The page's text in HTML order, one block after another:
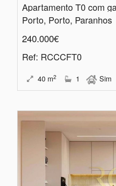
Porto, Porto, Paranhos
240.000€
Ref: RCCCFT0
40 m2 1 Sim